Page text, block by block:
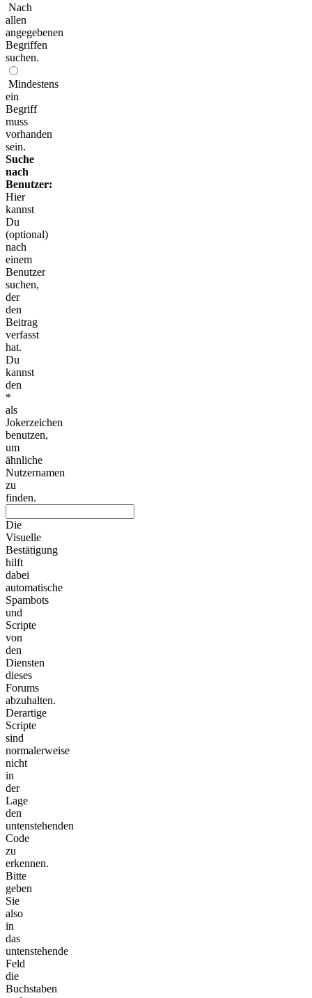
Nach
allen
angegebenen
Begriffen
suchen.
Mindestens
ein
Begriff
muss
vorhanden
sein.
Suche
nach
Benutzer:
Hier
kannst
Du
(optional)
nach
einem
Benutzer
suchen,
der
den
Beitrag
verfasst
hat.
Du
kannst
den
*
als
Jokerzeichen
benutzen,
um
ähnliche
Nutzernamen
zu
finden.
Die
Visuelle
Bestätigung
hilft
dabei
automatische
Spambots
und
Scripte
von
den
Diensten
dieses
Forums
abzuhalten.
Derartige
Scripte
sind
normalerweise
nicht
in
der
Lage
den
untenstehenden
Code
zu
erkennen.
Bitte
geben
Sie
also
in
das
untenstehende
Feld
die
Buchstaben